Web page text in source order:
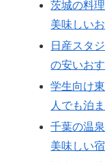
茨城の料
美味しい
日産スタ
の安いお
学生向け
人でも泊
千葉の温
美味しい